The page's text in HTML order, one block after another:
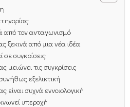
από τον ανταγωνισμό
ξεκινά από μια νέα ιδέα
σε συγκρίσεις
μειώνει τις συγκρίσεις
εξελικτική
είναι συχνά εννοιολογική
υπεροχή